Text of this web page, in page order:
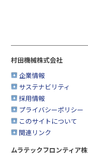
村田機械株式会社
企業情報
サステナビリティ
採用情報
プライバシーポリシー
このサイトについて
関連リンク
ムラテックフロンティア